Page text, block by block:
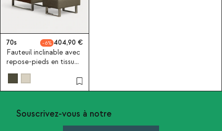
70s 6
404,90
Fauteuil inclinable avec
repose-pieds en tissu
et bois 70s
Souscrivez-vous à notre